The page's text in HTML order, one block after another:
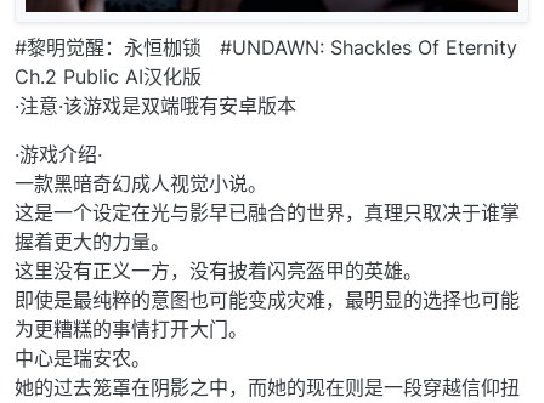
#黎明觉醒：永恒枷锁 #UNDAWN: Shackles Of Eternity
Ch.2 Public AI汉化版
·注意·该游戏是双端哦有安卓版本
·游戏介绍·
一款黑暗奇幻成人视觉小说。
这是一个设定在光与影早已融合的世界，真理只取决于谁掌
握着更大的力量。
这里没有正义一方，没有披着闪亮盔甲的英雄。
即使是最纯粹的意图也可能变成灾难，最明显的选择也可能
为更糟糕的事情打开大门。
中心是瑞安农。
她的过去笼罩在阴影之中，而她的现在则是一段穿越信仰扭